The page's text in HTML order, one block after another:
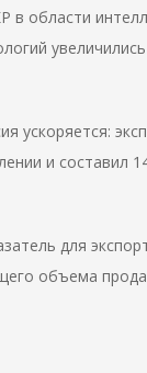
в области
ускоряется:
и составил
для
объема